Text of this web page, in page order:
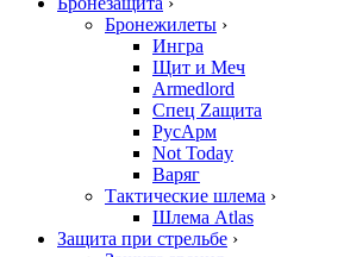
Бронежилеты ›
Ингра
Щит и Меч
Armedlord
Спец Zащита
РусАрм
Not Today
Варяг
Тактические шлема ›
Шлема Atlas
Защита при стрельбе ›